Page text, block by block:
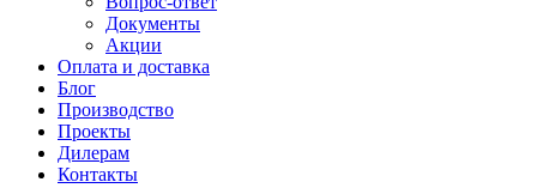
Документы
Акции
Оплата и доставка
Блог
Производство
Проекты
Дилерам
Контакты